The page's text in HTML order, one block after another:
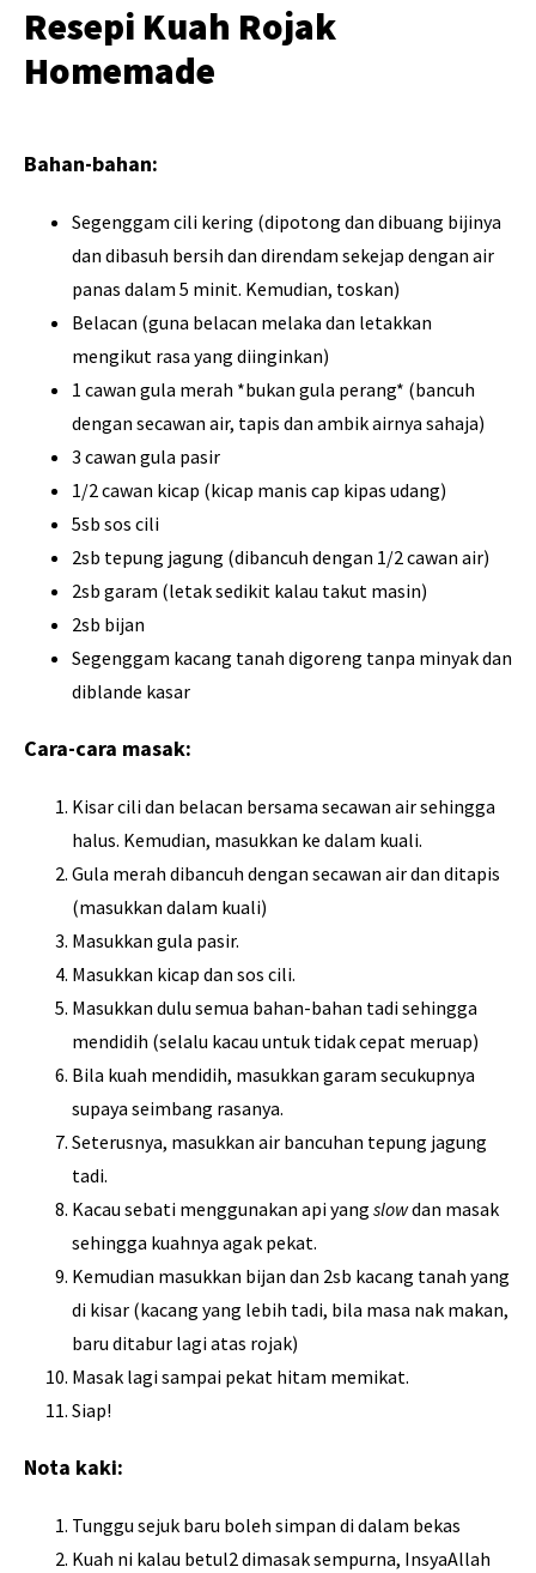
Resepi Kuah Rojak
Homemade
Bahan-bahan:
Segenggam cili kering (dipotong dan dibuang bijinya
dan dibasuh bersih dan direndam sekejap dengan air
panas dalam 5 minit. Kemudian, toskan)
Belacan (guna belacan melaka dan letakkan
mengikut rasa yang diinginkan)
1 cawan gula merah *bukan gula perang* (bancuh
dengan secawan air, tapis dan ambik airnya sahaja)
3 cawan gula pasir
1/2 cawan kicap (kicap manis cap kipas udang)
5sb sos cili
2sb tepung jagung (dibancuh dengan 1/2 cawan air)
2sb garam (letak sedikit kalau takut masin)
2sb bijan
Segenggam kacang tanah digoreng tanpa minyak dan
diblande kasar
Cara-cara masak:
Kisar cili dan belacan bersama secawan air sehingga
halus. Kemudian, masukkan ke dalam kuali.
Gula merah dibancuh dengan secawan air dan ditapis
(masukkan dalam kuali)
Masukkan gula pasir.
Masukkan kicap dan sos cili.
Masukkan dulu semua bahan-bahan tadi sehingga
mendidih (selalu kacau untuk tidak cepat meruap)
Bila kuah mendidih, masukkan garam secukupnya
supaya seimbang rasanya.
Seterusnya, masukkan air bancuhan tepung jagung
tadi.
Kacau sebati menggunakan api yang slowdan masak
sehingga kuahnya agak pekat.
Kemudian masukkan bijan dan 2sb kacang tanah yang
di kisar (kacang yang lebih tadi, bila masa nak makan,
baru ditabur lagi atas rojak)
Masak lagi sampai pekat hitam memikat.
Siap!
Nota kaki:
Tunggu sejuk baru boleh simpan di dalam bekas
Kuah ni kalau betul2 dimasak sempurna, InsyaAllah